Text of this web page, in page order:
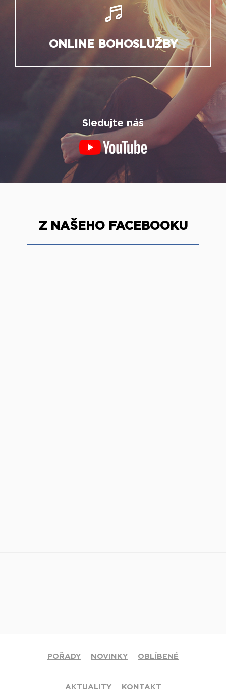
ONLINE BOHOSLUŽBY
Sledujte náš
Z NAŠEHO FACEBOOKU
POŘADY NOVINKY OBLÍBENÉ
AKTUALITY KONTAKT